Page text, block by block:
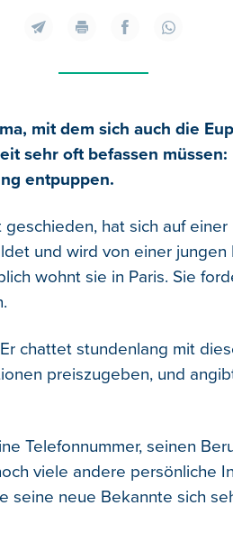
mit dem sich auch die
sehr oft befassen
entpuppen.
geschieden, hat sich auf
und wird von einer jungen
wohnt sie in Paris. Sie
chattet stundenlang mit
preiszugeben, und
Telefonnummer, seinen
viele andere persönliche
seine neue Bekannte sich